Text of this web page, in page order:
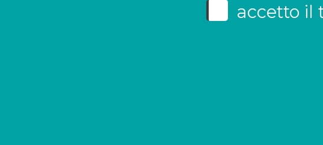
accetto il